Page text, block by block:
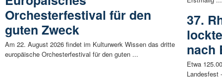
Orchesterfestival für den
guten Zweck
Am 22. August 2026 findet im Kulturwerk Wissen das dritte
europäische Orchesterfestival für den guten ...
37.
nach
Etwa
Landesfest